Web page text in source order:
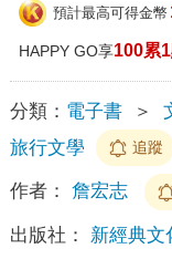
預計最高可得金幣
HAPPY GO享100累
分類： 電子書 ＞
旅行文學
追蹤
作者： 詹宏志
出版社： 新經典文